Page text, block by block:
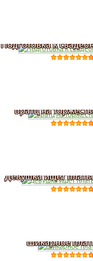
Подготовка к
Братц на
Девушка ищет
Шикарное